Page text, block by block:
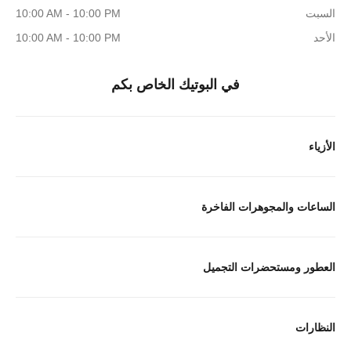
السبت
10:00 AM - 10:00 PM
الأحد
10:00 AM - 10:00 PM
في البوتيك الخاص بكم
الأزياء
الساعات والمجوهرات الفاخرة
العطور ومستحضرات التجميل
النظارات